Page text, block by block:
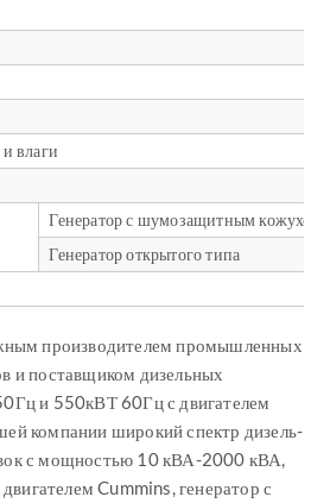
влаги
Генератор с шумозащитным кожухом
Генератор открытого типа
производителем промышленных
и поставщиком дизельных
и 550кВТ 60Гц с двигателем
компании широкий спектр дизель-
с мощностью 10 кВА-2000 кВА,
Cummins, генератор с